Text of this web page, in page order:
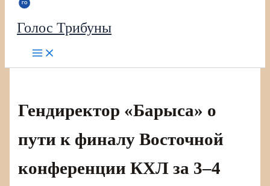
Голос Трибуны
Гендиректор «Барыса» о
пути к финалу Восточной
конференции КХЛ за 3–4